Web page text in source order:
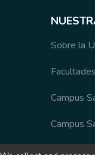
Sobre la
Facultades
Campus
Campus